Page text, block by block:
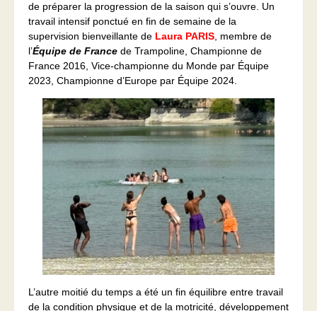
de préparer la progression de la saison qui s’ouvre. Un
travail intensif ponctué en fin de semaine de la
supervision bienveillante de Laura PARIS , membre de
l’Équipe de France de Trampoline, Championne de
France 2016, Vice-championne du Monde par Équipe
2023, Championne d’Europe par Équipe 2024.
L’autre moitié du temps a été un fin équilibre entre travail
de la condition physique et de la motricité, développement